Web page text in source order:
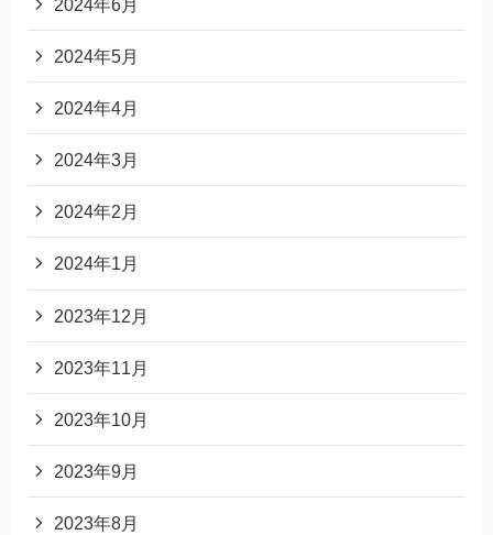
2024年5月
2024年4月
2024年3月
2024年2月
2024年1月
2023年12月
2023年11月
2023年10月
2023年9月
2023年8月